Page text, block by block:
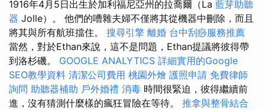
1916年4月5日出生於加利福尼亞州的拉喬爾（La 藍芽助聽
器 Jolle）。 他們的嘈雜夫婦不僅將其從機器中刪除，而且
將其與所有航班擋住。 搜尋引擎 離婚 台中刮痧服務推薦
當然，對於Ethan來說，這不是問題，Ethan提議將彼得帶
到洛杉磯。 GOOGLE ANALYTICS 詳細實用的Google
SEO教學資料 清潔公司費用 桃園外燴 護照申請 免費律師
詢問 助聽器補助 戶外婚禮 消毒 時間很緊迫，彼得繼續前
進，沒有猜測什麼樣的瘋狂冒險在等待。 推拿與整骨結合